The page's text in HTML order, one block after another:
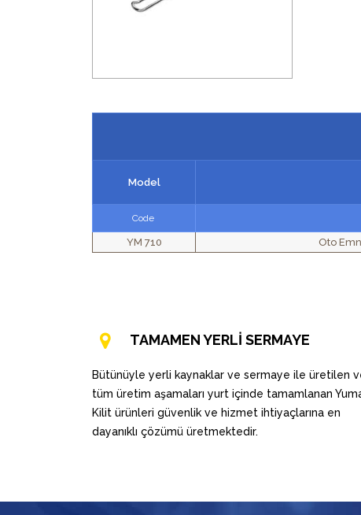
Model
Code
YM 710 Oto
TAMAMEN YERLİ SERMAYE
Bütünüyle yerli kaynaklar ve sermaye ile üretilen
tüm üretim aşamaları yurt içinde tamamlanan
Kilit ürünleri güvenlik ve hizmet ihtiyaçlarına en
dayanıklı çözümü üretmektedir.